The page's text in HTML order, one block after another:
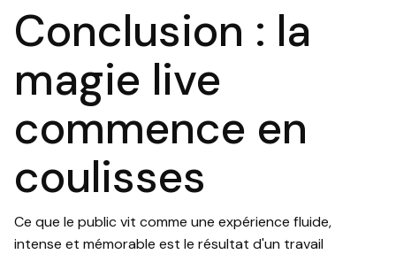
Conclusion : la
magie live
commence en
coulisses
Ce que le public vit comme une expérience fluide,
intense et mémorable est le résultat d'un travail